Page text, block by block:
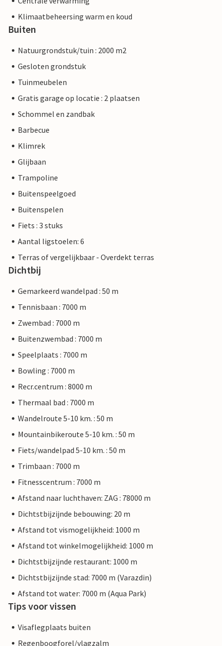
Klimaatbeheersing warm en koud
Buiten
Natuurgrondstuk/tuin : 2000 m2
Gesloten grondstuk
Tuinmeubelen
Gratis garage op locatie : 2 plaatsen
Schommel en zandbak
Barbecue
Klimrek
Glijbaan
Trampoline
Buitenspeelgoed
Buitenspelen
Fiets : 3 stuks
Aantal ligstoelen: 6
Terras of vergelijkbaar - Overdekt terras
Dichtbij
Gemarkeerd wandelpad : 50 m
Tennisbaan : 7000 m
Zwembad : 7000 m
Buitenzwembad : 7000 m
Speelplaats : 7000 m
Bowling : 7000 m
Recr.centrum : 8000 m
Thermaal bad : 7000 m
Wandelroute 5-10 km. : 50 m
Mountainbikeroute 5-10 km. : 50 m
Fiets/wandelpad 5-10 km. : 50 m
Trimbaan : 7000 m
Fitnesscentrum : 7000 m
Afstand naar luchthaven: ZAG : 78000 m
Dichtstbijzijnde bebouwing: 20 m
Afstand tot vismogelijkheid: 1000 m
Afstand tot winkelmogelijkheid: 1000 m
Dichtstbijzijnde restaurant: 1000 m
Dichtstbijzijnde stad: 7000 m (Varazdin)
Afstand tot water: 7000 m (Aqua Park)
Tips voor vissen
Visaflegplaats buiten
Regenboogforel/vlagzalm